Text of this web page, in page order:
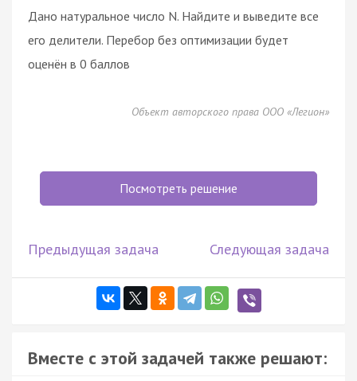
Дано натуральное число N. Найдите и выведите все
его делители. Перебор без оптимизации будет
оценён в 0 баллов
Объект авторского права ООО «Легион»
Посмотреть решение
Предыдущая задача Следующая задача
Вместе с этой задачей также решают: